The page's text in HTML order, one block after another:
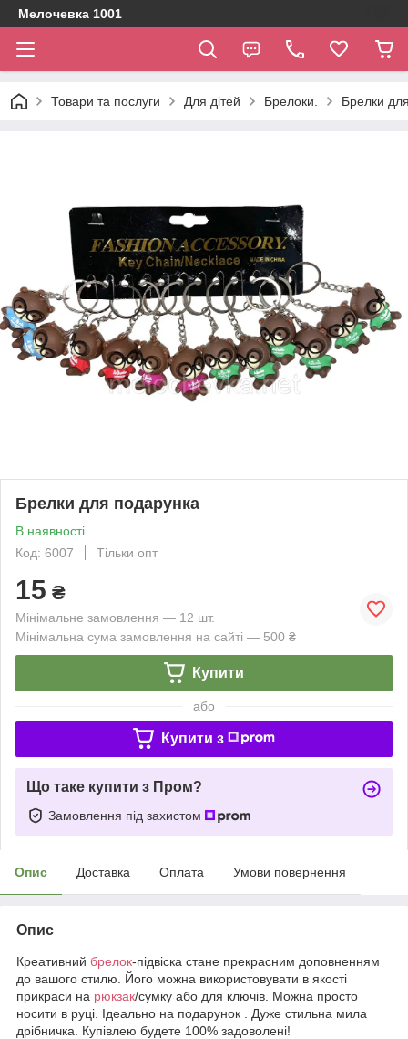
Мелочевка 1001
Товари та послуги Для дітей Брелоки. Брелки
Брелки для подарунка
В наявності
Код: 6007
Тільки опт
15 ₴
Мінімальне замовлення — 12 шт.
Мінімальна сума замовлення на сайті — 500 ₴
Купити
або
Купити з
Що таке купити з Пром?
Замовлення під захистом
Опис Доставка Оплата Умови повернення
Опис
Креативний брелок-підвіска стане прекрасним доповненням
до вашого стилю. Його можна використовувати в якості
прикраси на рюкзак/сумку або для ключів. Можна просто
носити в руці. Ідеально на подарунок . Дуже стильна мила
дрібничка. Купівлею будете 100% задоволені!